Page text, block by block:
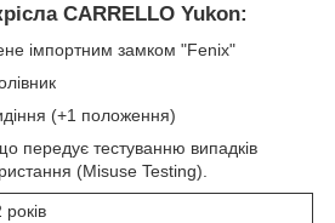
CARRELLO Yukon:
імпортним замком "Fenix"
(+1 положення)
передує тестуванню випадків
(Misuse Testing).
років